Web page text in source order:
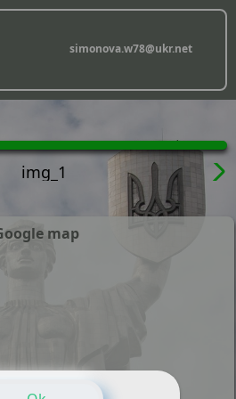
simonova.w78@ukr.net
map